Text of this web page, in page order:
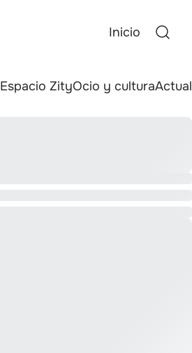
Inicio
Espacio ZityOcio y cultura